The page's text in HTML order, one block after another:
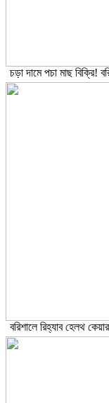
চড়া দামে পচা মাছ বিক্রি!
বরিশালে রিহ্যাব হেলথ